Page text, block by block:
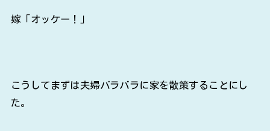
嫁「オッケー！」
こうしてまずは夫婦バラバラに家を散策することにし
た。